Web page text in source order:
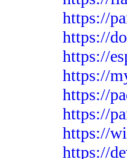
https://
https://
https://
https://
https://
https://
https://
https://